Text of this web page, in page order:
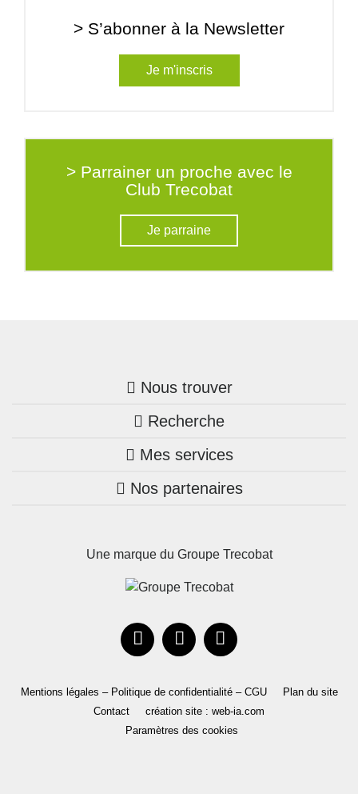
> S’abonner à la Newsletter
Je m'inscris
> Parrainer un proche avec le
Club Trecobat
Je parraine
Nous trouver
Trouver une agence
Bretagne
Pays de la Loire
Occitanie
Recherche
Nos annonces
Maison + terrain
Mes services
Mon compte Trecobois
Parrainez un proche!
Nos partenaires
Une marque du Groupe Trecobat
Mentions légales – Politique de confidentialité – CGU
Plan du site
Contact
création site : web-ia.com
Paramètres des cookies